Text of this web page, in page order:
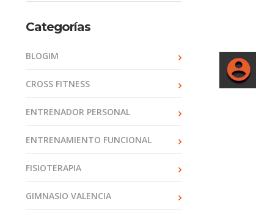
Categorías
BLOGIM
CROSS FITNESS
ENTRENADOR PERSONAL
ENTRENAMIENTO FUNCIONAL
FISIOTERAPIA
GIMNASIO VALENCIA